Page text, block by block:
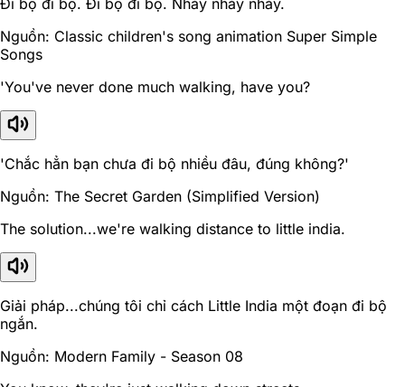
Nguồn: Classic children's song animation Super Simple
Songs
'You've never done much walking, have you?
'Chắc hẳn bạn chưa đi bộ nhiều đâu, đúng không?'
Nguồn: The Secret Garden (Simplified Version)
The solution...we're walking distance to little india.
Giải pháp...chúng tôi chỉ cách Little India một đoạn đi bộ
ngắn.
Nguồn: Modern Family - Season 08